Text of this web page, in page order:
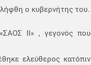
ο κυβερνήτης του.
ΙΙ» , γεγονός που
ελεύθερος κατόπιν